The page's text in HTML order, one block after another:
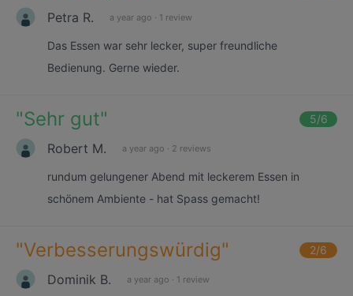
Petra R. a year ago · 1 review
Das Essen war sehr lecker, super freundliche
Bedienung. Gerne wieder.
"Sehr gut" 5/6
Robert M. a year ago · 2 reviews
rundum gelungener Abend mit leckerem Essen in
schönem Ambiente - hat Spass gemacht!
"Verbesserungswürdig" 2/6
Dominik B. a year ago · 1 review